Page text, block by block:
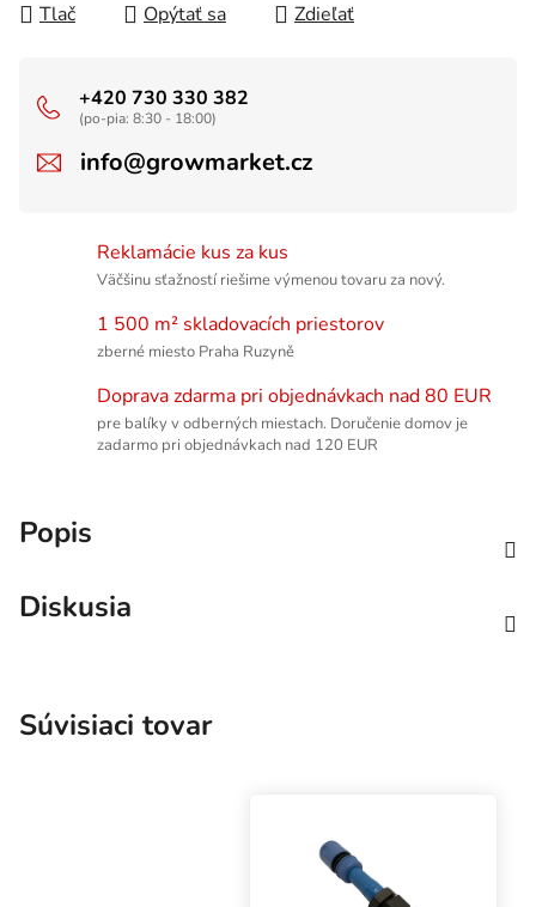
Tlač Opýtať sa Zdieľať
+420 730 330 382
(po-pia: 8:30 - 18:00)
info@growmarket.cz
Reklamácie kus za kus
Väčšinu sťažností riešime výmenou tovaru za nový.
1 500 m² skladovacích priestorov
zberné miesto Praha Ruzyně
Doprava zdarma pri objednávkach nad 80 EUR
pre balíky v odberných miestach. Doručenie domov je
zadarmo pri objednávkach nad 120 EUR
Popis
Diskusia
Súvisiaci tovar